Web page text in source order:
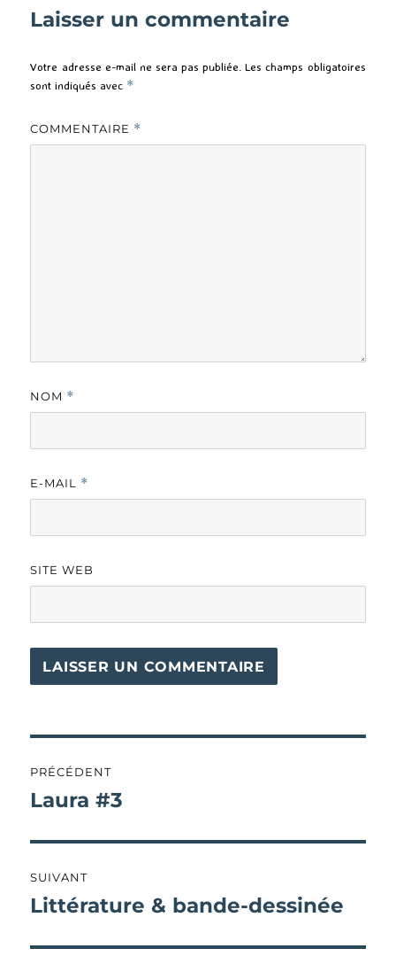
Laisser un commentaire
Votre adresse e-mail ne sera pas publiée. Les champs obligatoires
sont indiqués avec *
COMMENTAIRE *
NOM *
E-MAIL *
SITE WEB
de
PRÉCÉDENT
Publication
Laura #3
SUIVANT
Publication
Littérature & bande-dessinée